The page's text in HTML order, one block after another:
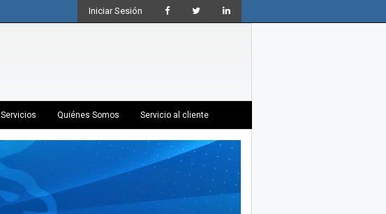
Iniciar Sesión
Servicios Quiénes Somos Servicio al cliente